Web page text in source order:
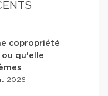
copropriété
qu'elle
2026